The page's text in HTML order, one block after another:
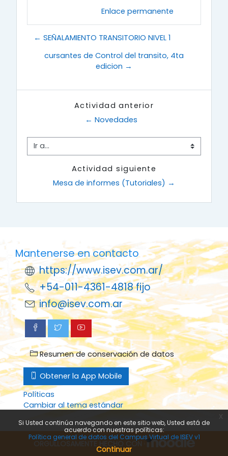
Enlace permanente
← SEÑALAMIENTO TRANSITORIO NIVEL 1
cursantes de Control del transito, 4ta
edicion →
Actividad anterior
← Novedades
Ir a...
Actividad siguiente
Mesa de informes (Tutoriales) →
Mantenerse en contacto
https://www.isev.com.ar/
+54-011-4361-4818 fijo
info@isev.com.ar
Resumen de conservación de datos
Obtener la App Mobile
Políticas
Cambiar al tema estándar
ORGULLOSAMENTE HECHO CON
Si Usted continúa navegando en este sitio web, Usted está de
acuerdo con nuestras políticas:
Política general de datos del Campus Virtual de ISEV v1
Continuar
x